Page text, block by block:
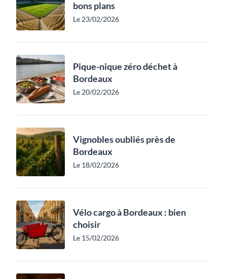
bons plans
Le 23/02/2026
Pique-nique zéro déchet à
Bordeaux
Le 20/02/2026
Vignobles oubliés près de
Bordeaux
Le 18/02/2026
Vélo cargo à Bordeaux : bien
choisir
Le 15/02/2026